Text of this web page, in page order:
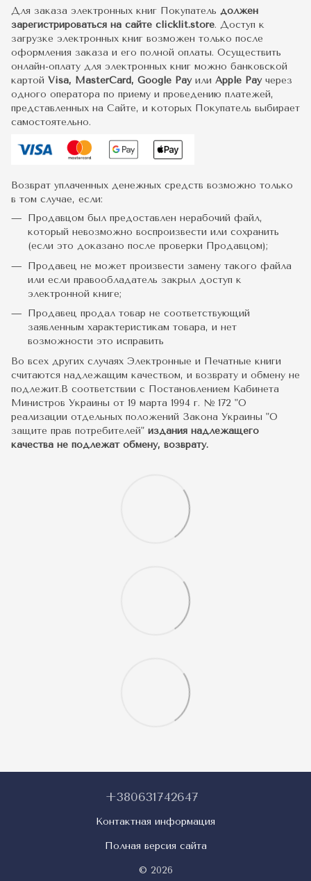
Для заказа электронных книг Покупатель должен
зарегистрироваться на сайте clicklit.store. Доступ к
загрузке электронных книг возможен только после
оформления заказа и его полной оплаты. Осуществить
онлайн-оплату для электронных книг можно банковской
картой Visa, MasterCard, Google Pay или Apple Payчерез
одного оператора по приему и проведению платежей,
представленных на Сайте, и которых Покупатель выбирает
самостоятельно.
Возврат уплаченных денежных средств возможно только
в том случае, если:
Продавцом был предоставлен нерабочий файл,
который невозможно воспроизвести или сохранить
(если это доказано после проверки Продавцом);
Продавец не может произвести замену такого файла
или если правообладатель закрыл доступ к
электронной книге;
Продавец продал товар не соответствующий
заявленным характеристикам товара, и нет
возможности это исправить
Во всех других случаях Электронные и Печатные книги
считаются надлежащим качеством, и возврату и обмену не
подлежит.В соответствии с Постановлением Кабинета
Министров Украины от 19 марта 1994 г. № 172 "О
реализации отдельных положений Закона Украины "О
защите прав потребителей" издания надлежащего
качества не подлежат обмену, возврату.
+380631742647
Контактная информация
Полная версия сайта
© 2026